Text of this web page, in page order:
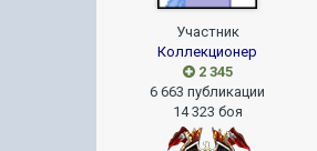
Участник
Коллекционер
2 345
6 663 публикации
14 323 боя